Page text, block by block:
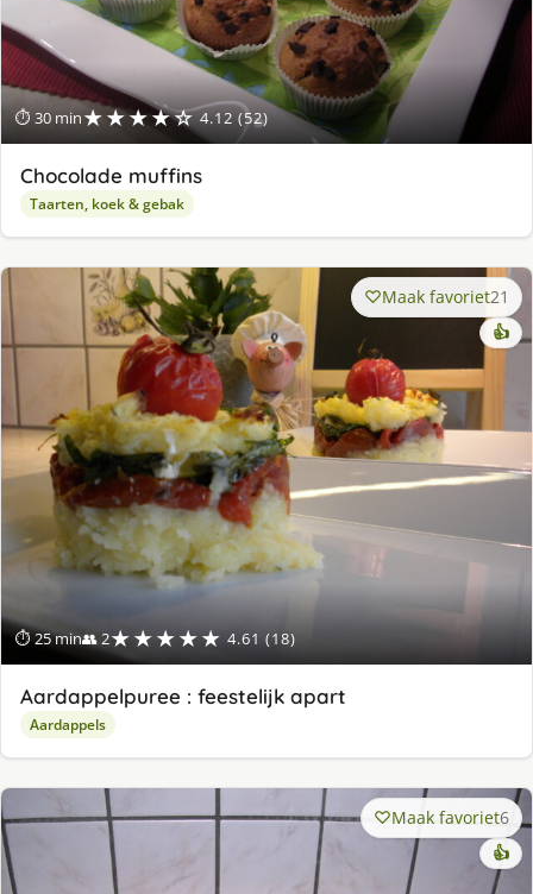
⏱ 30 min★★★★☆ 4.12 (52)
Chocolade muffins
Taarten, koek & gebak
⏱ 25 min👥 2★★★★★ 4.61 (18)
Maak favoriet21
👍
Aardappelpuree : feestelijk apart
Aardappels
Maak favoriet6
👍